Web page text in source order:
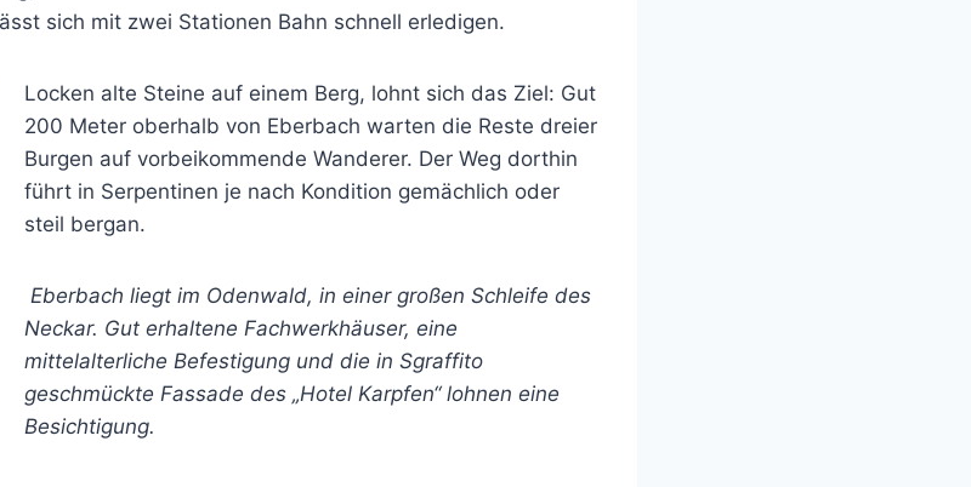
sich mit zwei Stationen Bahn schnell erledigen.
Locken alte Steine auf einem Berg, lohnt sich das Ziel: Gut
200 Meter oberhalb von Eberbach warten die Reste dreier
Burgen auf vorbeikommende Wanderer. Der Weg dorthin
führt in Serpentinen je nach Kondition gemächlich oder
steil bergan.
Eberbach liegt im Odenwald, in einer großen Schleife des
Neckar. Gut erhaltene Fachwerkhäuser, eine
mittelalterliche Befestigung und die in Sgraffito
geschmückte Fassade des „Hotel Karpfen“ lohnen eine
Besichtigung.